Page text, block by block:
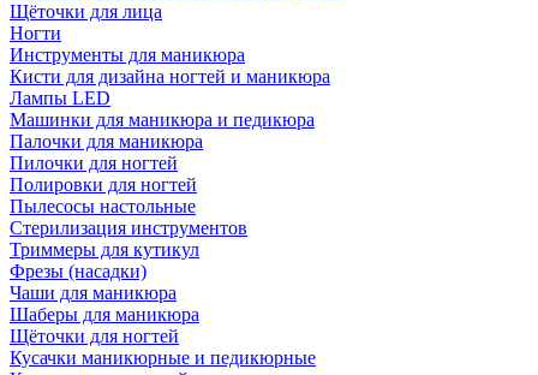
Щёточки для лица
Ногти
Инструменты для маникюра
Кисти для дизайна ногтей и маникюра
Лампы LED
Машинки для маникюра и педикюра
Палочки для маникюра
Пилочки для ногтей
Полировки для ногтей
Пылесосы настольные
Стерилизация инструментов
Триммеры для кутикул
Фрезы (насадки)
Чаши для маникюра
Шаберы для маникюра
Щёточки для ногтей
Кусачки маникюрные и педикюрные